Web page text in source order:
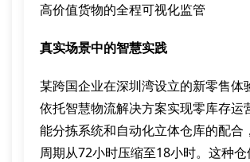
高价值货物的全程可视化监管
真实场景中的智慧实践
某跨国企业在深圳湾设立的新零售体
依托智慧物流解决方案实现零库存运
能分拣系统和自动化立体仓库的配合
周期从72小时压缩至18小时。这种